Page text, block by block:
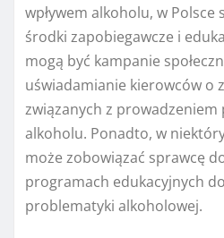
wpływem alkoholu, w Polsce
środki zapobiegawcze i
mogą być kampanie
uświadamianie kierowców o
związanych z
alkoholu. Ponadto, w
może zobowiązać sprawcę
programach edukacyjnych
problematyki alkoholowej.